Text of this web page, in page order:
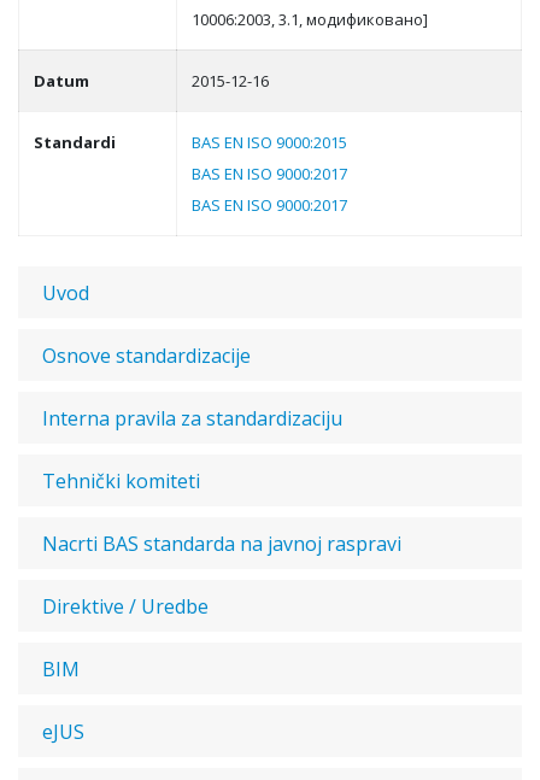
10006:2003, 3.1, мoдификoвaнo]
Datum 2015-12-16
Standardi
BAS EN ISO 9000:2015
BAS EN ISO 9000:2017
BAS EN ISO 9000:2017
Uvod
Osnove standardizacije
Interna pravila za standardizaciju
Tehnički komiteti
Nacrti BAS standarda na javnoj raspravi
Direktive / Uredbe
BIM
eJUS